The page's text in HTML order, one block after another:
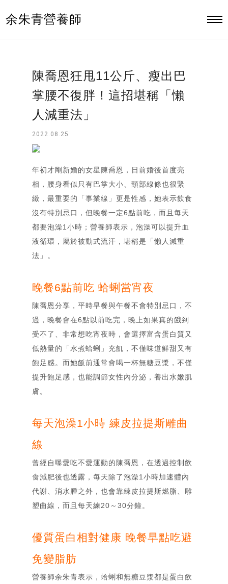
余朱青營養師
陳喬恩狂甩11公斤、瘦出巴
掌腰不復胖！這招堪稱「懶
人減重法」
2022.08.25
年初才剛新婚的女星陳喬恩，日前婚後首度亮
相，腰身看似只有巴掌大小、頸部線條也很緊
緻，最重要的「事業線」更是性感，她表示飲食
沒有特別忌口，但晚餐一定6點前吃，而且每天
都要泡澡1小時；營養師表示，泡澡可以提升血
液循環，屬於被動式流汗，堪稱是「懶人減重
法」。
晚餐6點前吃 蛤蜊當宵夜
陳喬恩分享，平時早餐與午餐不會特別忌口，不
過，晚餐會在6點以前吃完，晚上如果真的餓到
受不了、非常想吃宵夜時，會選擇富含蛋白質又
低熱量的「水煮蛤蜊」充飢，不僅味道鮮甜又有
飽足感。而她飯前通常會喝一杯無糖豆漿，不僅
提升飽足感，也能調節女性內分泌，養出水嫩肌
膚。
每天泡澡1小時 練皮拉提斯雕曲
線
曾經自曝愛吃不愛運動的陳喬恩，在透過控制飲
食減肥後也透露，每天除了泡澡1小時加速體內
代謝、消水腫之外，也會靠練皮拉提斯燃脂、雕
塑曲線，而且每天練20～30分鐘。
優質蛋白相對健康 晚餐早點吃避
免變脂肪
營養師余朱青表示，蛤蜊和無糖豆漿都是蛋白飲